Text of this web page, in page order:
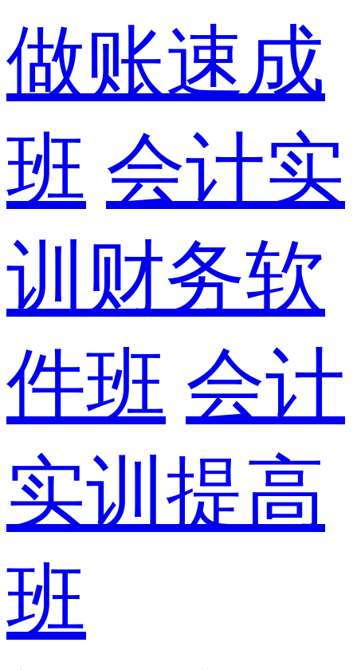
做账速成
班 会计实
训财务软
件班 会计
实训提高
班